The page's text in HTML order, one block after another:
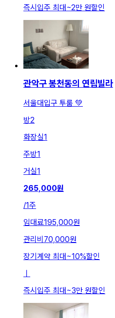
즉시입주 최대 ~2만 원할인
관악구 봉천동의 연립빌라
서울대입구 투룸 💚
방2
화장실1
주방1
거실1
265,000원
/1주
임대료195,000원
관리비 70,000원
장기계약 최대~10%할인
ㅣ
즉시입주 최대~3만 원할인